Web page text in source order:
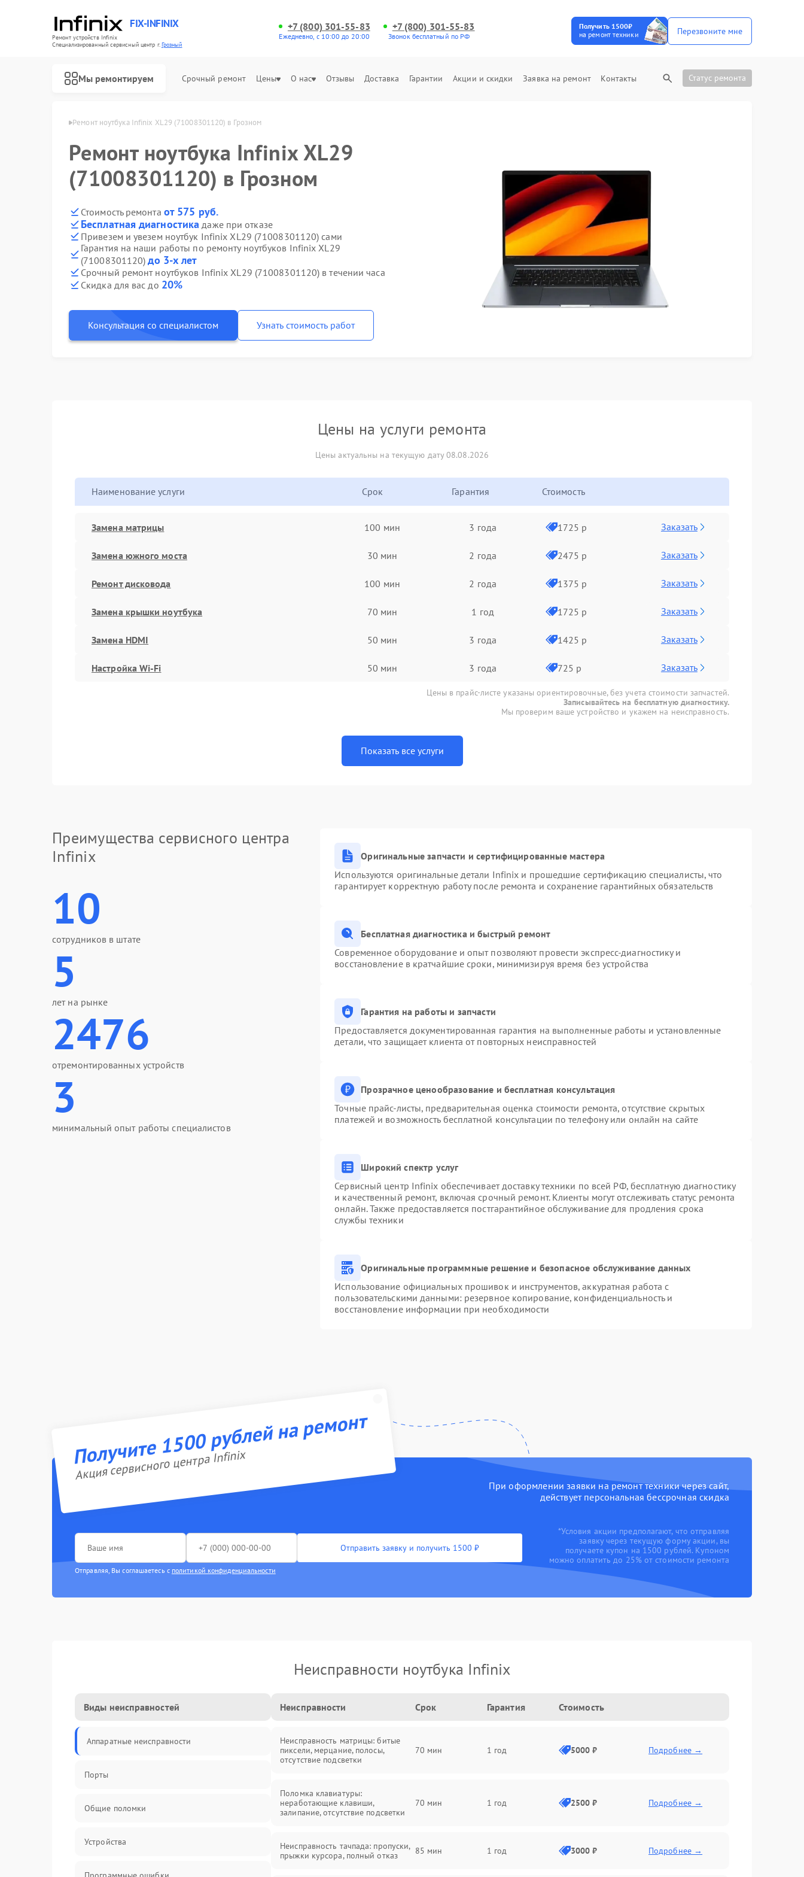
FIX-INFINIX
Ремонт устройств Infinix
Специализированный cервисный центр г.Грозный
+7 (800) 301-55-83
Ежедневно, с 10:00 до 20:00
+7 (800) 301-55-83
Звонок бесплатный по РФ
Получить 1500₽
на ремонт техники
Перезвоните мне
Мы ремонтируем Срочный ремонт Цены О нас Отзывы Доставка Гарантии Акции и скидки Заявка на ремонт Контакты Статус ремонта
Infinix в Грозном Ремонт ноутбука Infinix XL29 (71008301120) в Грозном
Ремонт ноутбука Infinix XL29
(71008301120) в Грозном
Стоимость ремонта от 575 руб.
Бесплатная диагностика даже при отказе
Привезем и увезем ноутбук Infinix XL29 (71008301120) сами
Гарантия на наши работы по ремонту ноутбуков Infinix XL29
(71008301120)до 3-х лет
Срочный ремонт ноутбуков Infinix XL29 (71008301120) в течении часа
Скидка для вас до 20%
Консультация со специалистом Узнать стоимость работ
Цены на услуги ремонта
Цены актуальны на текущую дату 08.08.2026
Наименование услуги Срок Гарантия Стоимость
Замена матрицы 100 мин 3 года 1725 р Заказать
Замена южного моста 30 мин 2 года 2475 р Заказать
Ремонт дисковода 100 мин 2 года 1375 р Заказать
Замена крышки ноутбука 70 мин 1 год 1725 р Заказать
Замена HDMI 50 мин 3 года 1425 р Заказать
Настройка Wi-Fi 50 мин 3 года 725 р Заказать
Цены в прайс-листе указаны ориентировочные, без учета стоимости запчастей.
Записывайтесь на бесплатную диагностику.
Мы проверим ваше устройство и укажем на неисправность.
Показать все услуги
Преимущества сервисного центра
Infinix
10
сотрудников в штате
5
лет на рынке
2476
отремонтированных устройств
3
минимальный опыт работы специалистов
Оригинальные запчасти и сертифицированные мастера
Используются оригинальные детали Infinix и прошедшие сертификацию специалисты, что
гарантирует корректную работу после ремонта и сохранение гарантийных обязательств
Бесплатная диагностика и быстрый ремонт
Современное оборудование и опыт позволяют провести экспресс-диагностику и
восстановление в кратчайшие сроки, минимизируя время без устройства
Гарантия на работы и запчасти
Предоставляется документированная гарантия на выполненные работы и установленные
детали, что защищает клиента от повторных неисправностей
Прозрачное ценообразование и бесплатная консультация
Точные прайс-листы, предварительная оценка стоимости ремонта, отсутствие скрытых
платежей и возможность бесплатной консультации по телефону или онлайн на сайте
Широкий спектр услуг
Сервисный центр Infinix обеспечивает доставку техники по всей РФ, бесплатную диагностику
и качественный ремонт, включая срочный ремонт. Клиенты могут отслеживать статус ремонта
онлайн. Также предоставляется постгарантийное обслуживание для продления срока
службы техники
Оригинальные программные решение и безопасное обслуживание данных
Использование официальных прошивок и инструментов, аккуратная работа с
пользовательскими данными: резервное копирование, конфиденциальность и
восстановление информации при необходимости
Получите 1500 рублей на ремонт
Акция сервисного центра Infinix
При оформлении заявки на ремонт техники через сайт,
действует персональная бессрочная скидка
Отправить заявку и получить 1500 ₽
Отправляя, Вы соглашаетесь с политикой конфиденциальности
*Условия акции предполагают, что отправляя
заявку через текущую форму акции, вы
получаете купон на 1500 рублей. Купоном
можно оплатить до 25% от стоимости ремонта
Неисправности ноутбука Infinix
Виды неисправностей
Аппаратные неисправности
Порты
Общие поломки
Устройства
Неисправности Срок Гарантия Стоимость
Неисправность матрицы: битые
пиксели, мерцание, полосы,
отсутствие подсветки
70 мин 1 год 5000 ₽ Подробнее →
Поломка клавиатуры:
неработающие клавиши,
залипание, отсутствие подсветки
70 мин 1 год 2500 ₽ Подробнее →
Неисправность тачпада: пропуски,
прыжки курсора, полный отказ
85 мин 1 год 3000 ₽ Подробнее →